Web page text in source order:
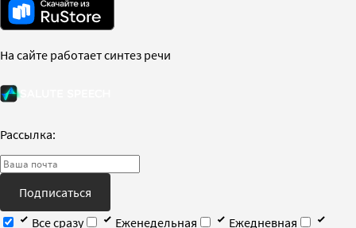
На сайте работает синтез речи
Рассылка:
Подписаться
Все сразу
Еженедельная
Ежедневная